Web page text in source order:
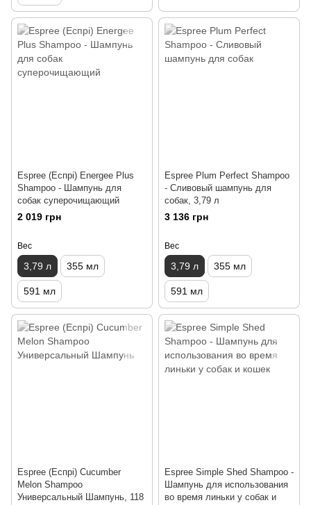
Espree (Еспрі) Energee Plus
Shampoo - Шампунь для
собак суперочищающий
2 019 грн
Вес
3,79 л 355 мл
591 мл
Espree Plum Perfect Shampoo
- Сливовый шампунь для
собак, 3,79 л
3 136 грн
Вес
3,79 л 355 мл
591 мл
Espree (Еспрі) Cucumber
Melon Shampoo
Универсальный Шампунь, 118
Espree Simple Shed Shampoo -
Шампунь для использования
во время линьки у собак и